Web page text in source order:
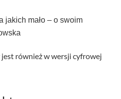
jakich mało – o swoim
również w wersji cyfrowej